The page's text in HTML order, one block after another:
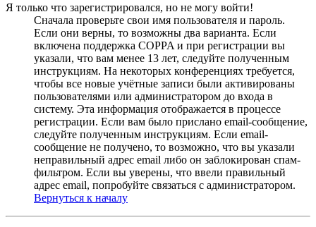
Я только что зарегистрировался, но не могу войти!
Сначала проверьте свои имя пользователя и пароль.
Если они верны, то возможны два варианта. Если
включена поддержка COPPA и при регистрации вы
указали, что вам менее 13 лет, следуйте полученным
инструкциям. На некоторых конференциях требуется,
чтобы все новые учётные записи были активированы
пользователями или администратором до входа в
систему. Эта информация отображается в процессе
регистрации. Если вам было прислано email-сообщение,
следуйте полученным инструкциям. Если email-
сообщение не получено, то возможно, что вы указали
неправильный адрес email либо он заблокирован спам-
фильтром. Если вы уверены, что ввели правильный
адрес email, попробуйте связаться с администратором.
Вернуться к началу